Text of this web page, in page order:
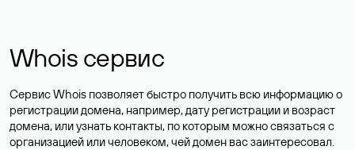
Whois сервис
Сервис Whois позволяет быстро получить всю информацию о
регистрации домена, например, дату регистрации и возраст
домена, или узнать контакты, по которым можно связаться с
организацией или человеком, чей домен вас заинтересовал.